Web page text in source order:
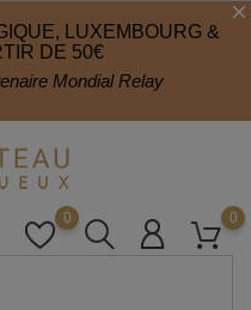
LUXEMBOURG &
DE 50€
Mondial Relay
0
0